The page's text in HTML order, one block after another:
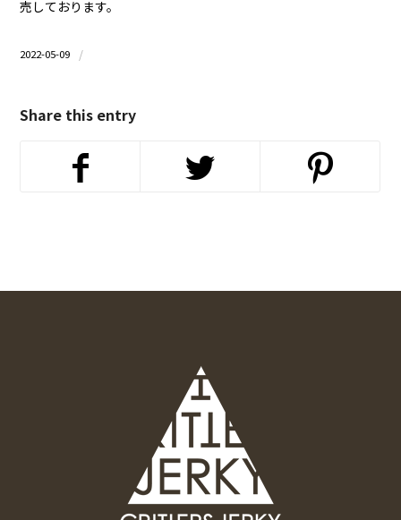
売しております。
2022-05-09 /
Share this entry